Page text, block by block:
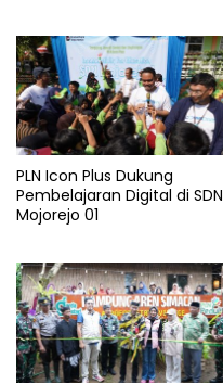
PLN Icon Plus Dukung
Pembelajaran Digital di SDN
Mojorejo 01